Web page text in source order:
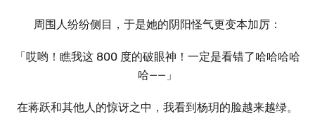
周围人纷纷侧目，于是她的阴阳怪气更变本加厉：
「哎哟！瞧我这 800 度的破眼神！一定是看错了哈哈哈哈
哈——」
在蒋跃和其他人的惊讶之中，我看到杨玥的脸越来越绿。